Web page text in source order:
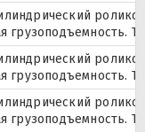
грузоподъемность.
грузоподъемность.
грузоподъемность.